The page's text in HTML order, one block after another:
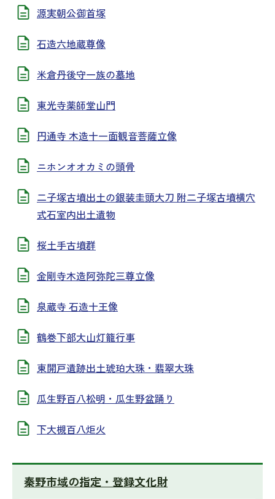
源実朝公御首塚
石造六地蔵尊像
米倉丹後守一族の墓地
東光寺薬師堂山門
円通寺 木造十一面観音菩薩立像
ニホンオオカミの頭骨
二子塚古墳出土の銀装圭頭大刀 附二子塚古墳横穴
式石室内出土遺物
桜土手古墳群
金剛寺木造阿弥陀三尊立像
泉蔵寺 石造十王像
鶴巻下部大山灯籠行事
東開戸遺跡出土琥珀大珠・翡翠大珠
瓜生野百八松明・瓜生野盆踊り
下大槻百八炬火
秦野市域の指定・登録文化財